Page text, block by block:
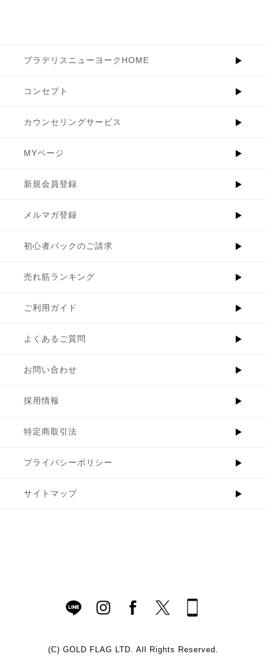
ブラデリスニューヨークHOME
コンセプト
カウンセリングサービス
MYページ
新規会員登録
メルマガ登録
初心者パックのご請求
売れ筋ランキング
ご利用ガイド
よくあるご質問
お問い合わせ
採用情報
特定商取引法
プライバシーポリシー
サイトマップ
(C) GOLD FLAG LTD. All Rights Reserved.